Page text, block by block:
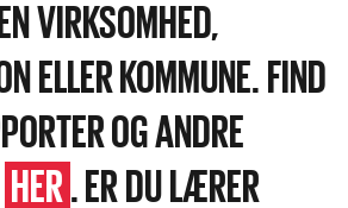
VIRKSOMHED,
ELLER KOMMUNE. FIND
OG ANDRE
HER . ER DU LÆRER